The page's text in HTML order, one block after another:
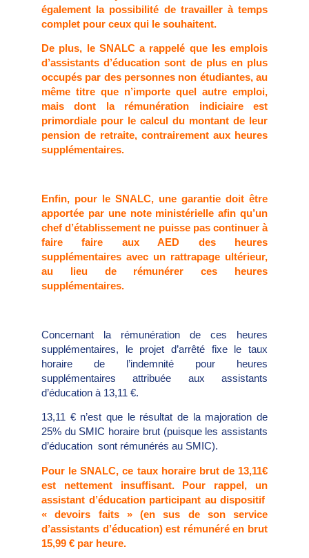
également la possibilité de travailler à temps
complet pour ceux qui le souhaitent.
De plus, le SNALC a rappelé que les emplois
d’assistants d’éducation sont de plus en plus
occupés par des personnes non étudiantes, au
même titre que n’importe quel autre emploi,
mais dont la rémunération indiciaire est
primordiale pour le calcul du montant de leur
pension de retraite, contrairement aux heures
supplémentaires.
Enfin, pour le SNALC, une garantie doit être
apportée par une note ministérielle afin qu’un
chef d’établissement ne puisse pas continuer à
faire faire aux AED des heures
supplémentaires avec un rattrapage ultérieur,
au lieu de rémunérer ces heures
supplémentaires.
Concernant la rémunération de ces heures
supplémentaires, le projet d’arrêté fixe le taux
horaire de l’indemnité pour heures
supplémentaires attribuée aux assistants
d’éducation à 13,11 €.
13,11 € n’est que le résultat de la majoration de
25% du SMIC horaire brut (puisque les assistants
d’éducation sont rémunérés au SMIC).
Pour le SNALC, ce taux horaire brut de 13,11€
est nettement insuffisant. Pour rappel, un
assistant d’éducation participant au dispositif
« devoirs faits » (en sus de son service
d’assistants d’éducation) est rémunéré en brut
15,99 € par heure.